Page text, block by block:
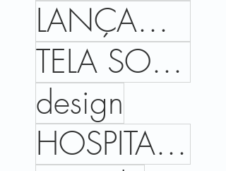
LANÇAMENTOS
TELA SOLAR
design
HOSPITALIDADE